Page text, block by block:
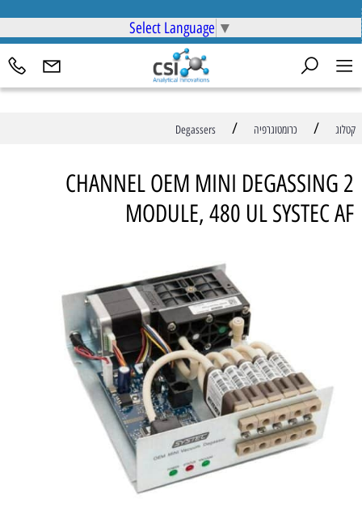
Select Language ▼
קטלוג / כרומטוגרפיה /
Degassers
2 CHANNEL OEM MINI DEGASSING
MODULE, 480 UL SYSTEC AF